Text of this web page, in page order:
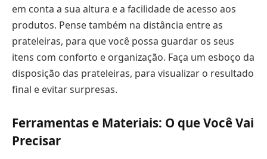
em conta a sua altura e a facilidade de acesso aos
produtos. Pense também na distância entre as
prateleiras, para que você possa guardar os seus
itens com conforto e organização. Faça um esboço da
disposição das prateleiras, para visualizar o resultado
final e evitar surpresas.
Ferramentas e Materiais: O que Você Vai
Precisar